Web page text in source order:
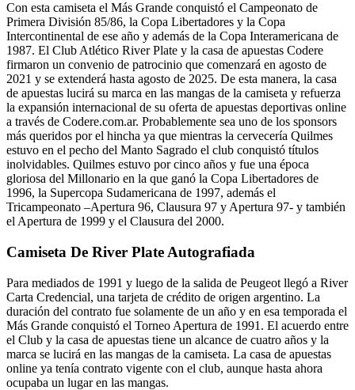
Con esta camiseta el Más Grande conquistó el Campeonato de
Primera División 85/86, la Copa Libertadores y la Copa
Intercontinental de ese año y además de la Copa Interamericana de
1987. El Club Atlético River Plate y la casa de apuestas Codere
firmaron un convenio de patrocinio que comenzará en agosto de
2021 y se extenderá hasta agosto de 2025. De esta manera, la casa
de apuestas lucirá su marca en las mangas de la camiseta y refuerza
la expansión internacional de su oferta de apuestas deportivas online
a través de Codere.com.ar. Probablemente sea uno de los sponsors
más queridos por el hincha ya que mientras la cervecería Quilmes
estuvo en el pecho del Manto Sagrado el club conquistó títulos
inolvidables. Quilmes estuvo por cinco años y fue una época
gloriosa del Millonario en la que ganó la Copa Libertadores de
1996, la Supercopa Sudamericana de 1997, además el
Tricampeonato –Apertura 96, Clausura 97 y Apertura 97- y también
el Apertura de 1999 y el Clausura del 2000.
Camiseta De River Plate Autografiada
Para mediados de 1991 y luego de la salida de Peugeot llegó a River
Carta Credencial, una tarjeta de crédito de origen argentino. La
duración del contrato fue solamente de un año y en esa temporada el
Más Grande conquistó el Torneo Apertura de 1991. El acuerdo entre
el Club y la casa de apuestas tiene un alcance de cuatro años y la
marca se lucirá en las mangas de la camiseta. La casa de apuestas
online ya tenía contrato vigente con el club, aunque hasta ahora
ocupaba un lugar en las mangas.